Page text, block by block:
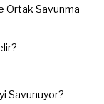
Ortak Savunma
Savunuyor?